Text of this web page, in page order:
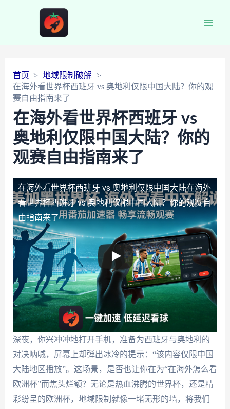
首页
地域限制破解
在海外看世界杯西班牙 vs 奥地利仅限中国大陆？你的观
赛自由指南来了
在海外看世界杯西班牙 vs
奥地利仅限中国大陆？你的
观赛自由指南来了
在海外看世界杯西班牙 vs 奥地利仅限中国大陆在海外
看世界杯西班牙 vs 奥地利仅限中国大陆？你的观赛自
由指南来了
深夜，你兴冲冲地打开手机，准备为西班牙与奥地利的
对决呐喊，屏幕上却弹出冰冷的提示：“该内容仅限中国
大陆地区播放”。这场景，是否也让你在为“在海外怎么看
欧洲杯”而焦头烂额？无论是热血沸腾的世界杯，还是精
彩纷呈的欧洲杯，地域限制就像一堵无形的墙，将我们